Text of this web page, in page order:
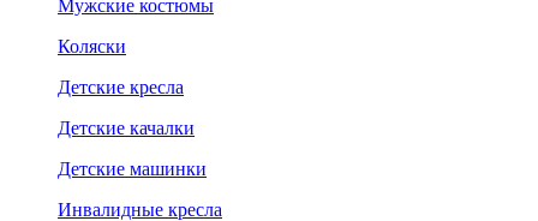
Мужские костюмы
Коляски
Детские кресла
Детские качалки
Детские машинки
Инвалидные кресла